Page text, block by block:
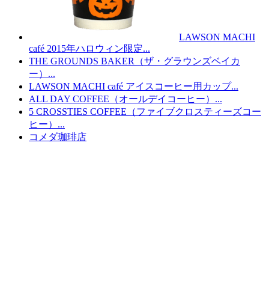
LAWSON MACHI
café 2015年ハロウィン限定...
THE GROUNDS BAKER（ザ・グラウンズベイカ
ー）...
LAWSON MACHI café アイスコーヒー用カップ...
ALL DAY COFFEE（オールデイコーヒー）...
5 CROSSTIES COFFEE（ファイブクロスティーズコー
ヒー）...
コメダ珈琲店